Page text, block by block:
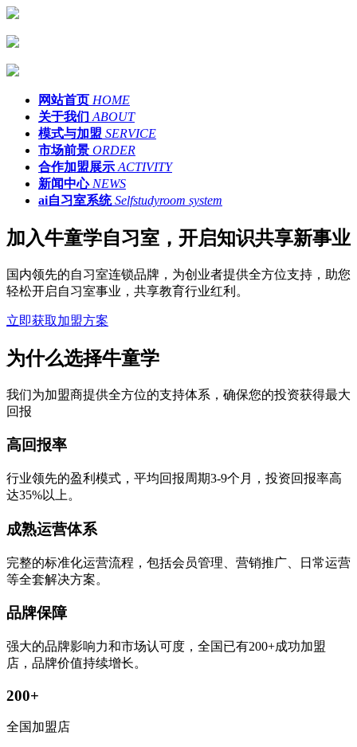
网站首页 HOME
关于我们 ABOUT
模式与加盟 SERVICE
市场前景 ORDER
合作加盟展示 ACTIVITY
新闻中心 NEWS
ai自习室系统 Selfstudyroom system
加入牛童学自习室，开启知识共享新事业
国内领先的自习室连锁品牌，为创业者提供全方位支持，助您
轻松开启自习室事业，共享教育行业红利。
立即获取加盟方案
为什么选择牛童学
我们为加盟商提供全方位的支持体系，确保您的投资获得最大
回报
高回报率
行业领先的盈利模式，平均回报周期3-9个月，投资回报率高
达35%以上。
成熟运营体系
完整的标准化运营流程，包括会员管理、营销推广、日常运营
等全套解决方案。
品牌保障
强大的品牌影响力和市场认可度，全国已有200+成功加盟
店，品牌价值持续增长。
200+
全国加盟店